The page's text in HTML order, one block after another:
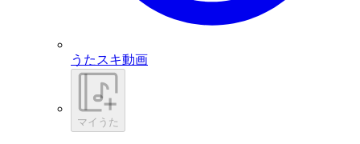
うたスキ動画
マイうた